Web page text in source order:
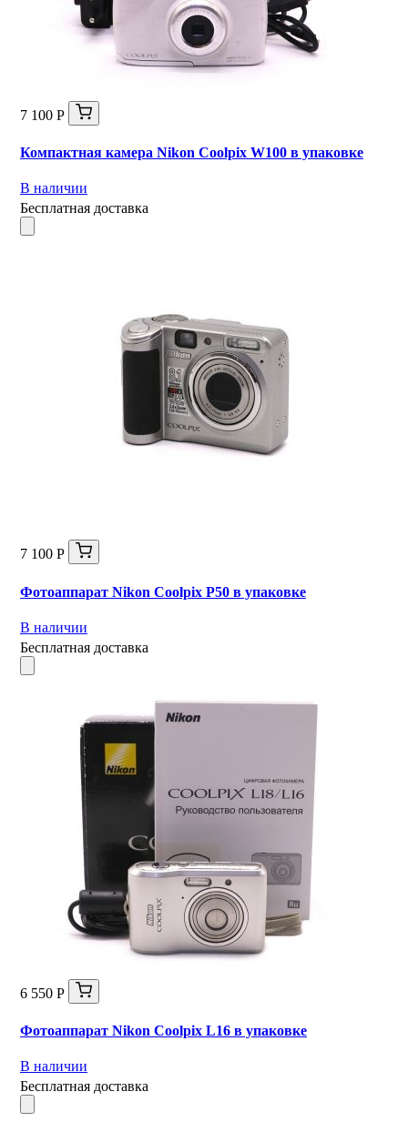
7 100 Р
Компактная камера Nikon Coolpix W100 в упаковке
В наличии
Бесплатная доставка
7 100 Р
Фотоаппарат Nikon Coolpix P50 в упаковке
В наличии
Бесплатная доставка
6 550 Р
Фотоаппарат Nikon Coolpix L16 в упаковке
В наличии
Бесплатная доставка